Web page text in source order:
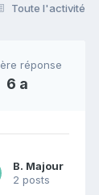
Toute l'activité
réponse
6 a
B. Majour
2 posts